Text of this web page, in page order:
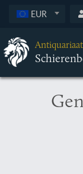
EUR
Antiquariaat